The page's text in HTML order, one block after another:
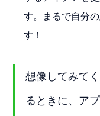
す。まるで自分
す！
想像してみて
るときに、ア